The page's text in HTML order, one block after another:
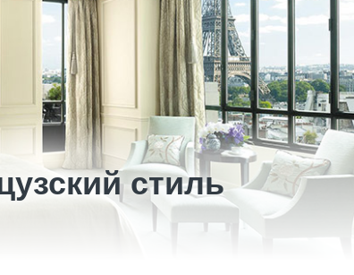
стиль